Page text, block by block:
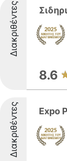
Διακριθέντες
8.6
Διακριθέντες Expo